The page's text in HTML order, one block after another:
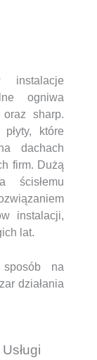
instalacje
ogniwa
sharp.
które
dachach
firm. Dużą
ścisłemu
instalacji,
lat.
sposób na
działania